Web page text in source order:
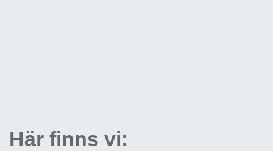
Här finns vi: